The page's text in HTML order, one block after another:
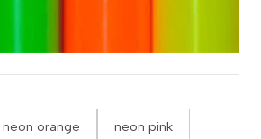
neon orange neon pink